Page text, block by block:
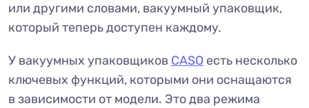
или другими словами, вакуумный упаковщик,
который теперь доступен каждому.
У вакуумных упаковщиков CASO есть несколько
ключевых функций, которыми они оснащаются
в зависимости от модели. Это два режима